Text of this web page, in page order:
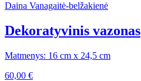
Daina Vanagaitė-belžakienė
Dekoratyvinis vazonas
Matmenys: 16 cm x 24,5 cm
60,00 €